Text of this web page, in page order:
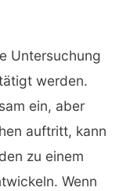
Untersuchung
werden.
ein, aber
auftritt, kann
zu einem
Wenn